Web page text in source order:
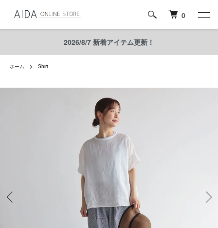
0
2026/8/7 新着アイテム更新！
ホーム Shirt